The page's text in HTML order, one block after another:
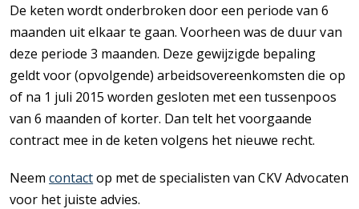
De keten wordt onderbroken door een periode van 6
maanden uit elkaar te gaan. Voorheen was de duur van
deze periode 3 maanden. Deze gewijzigde bepaling
geldt voor (opvolgende) arbeidsovereenkomsten die op
of na 1 juli 2015 worden gesloten met een tussenpoos
van 6 maanden of korter. Dan telt het voorgaande
contract mee in de keten volgens het nieuwe recht.
Neemcontactop met de specialisten van CKV Advocaten
voor het juiste advies.